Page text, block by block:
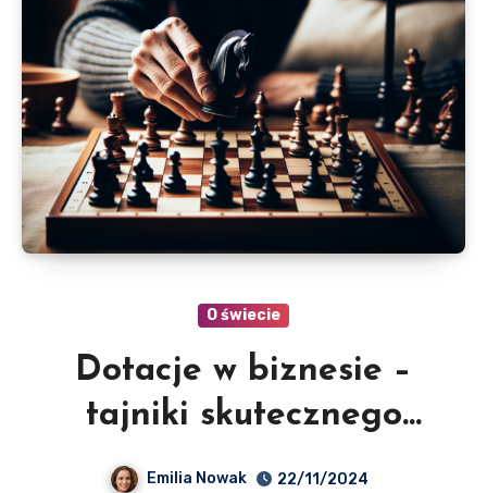
O świecie
Dotacje w biznesie –
tajniki skutecznego
pozyskiwania funduszy
Emilia Nowak 22/11/2024